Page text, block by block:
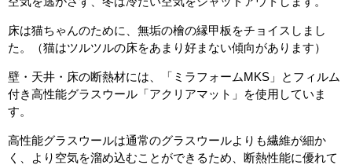
床は猫ちゃんのために、無垢の檜の縁甲板をチョイスしまし
た。（猫はツルツルの床をあまり好まない傾向があります）
壁・天井・床の断熱材には、「ミラフォームMKS」とフィルム
付き高性能グラスウール「アクリアマット」を使用していま
す。
高性能グラスウールは通常のグラスウールよりも繊維が細か
く、より空気を溜め込むことができるため、断熱性能に優れて